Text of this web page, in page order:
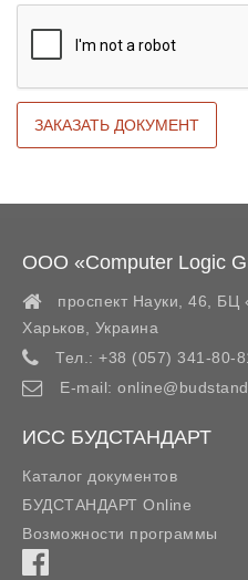
ООО «Computer Logic
проспект Науки, 46, БЦ
Харьков
Украина
Тел.: +38 (057) 341-80-
E-mail:
ИСС БУДСТАНДАРТ
Каталог документов
БУДСТАНДАРТ Online
Возможности программы